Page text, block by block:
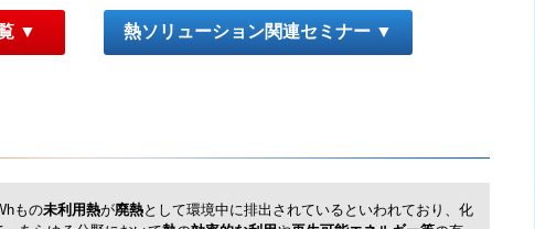
▼ 熱ソリューション関連セミナー ▼
もの未利用熱が廃熱として環境中に排出されているといわれており、化